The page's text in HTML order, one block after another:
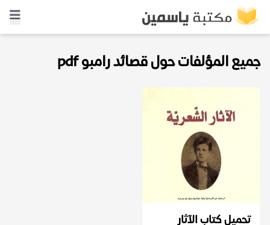
جميع المؤلفات حول قصائد رامبو pdf
تحميل كتاب الآثار